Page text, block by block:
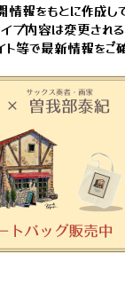
報をもとに作成し
ブ内容は変更され
等で最新情報をご